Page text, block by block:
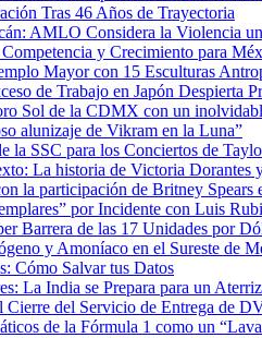
Tras 46 Años de Trayectoria
AMLO Considera la Violencia
y Crecimiento para
Mayor con 15 Esculturas
de Trabajo en Japón Despierta
Sol de la CDMX con un
alunizaje de Vikram en la Luna”
la SSC para los Conciertos de
La historia de Victoria Dorantes
la participación de Britney Spears
por Incidente con Luis
Barrera de las 17 Unidades por
y Amoníaco en el Sureste de
Cómo Salvar tus Datos
La India se Prepara para un
del Servicio de Entrega de
de la Fórmula 1 como un